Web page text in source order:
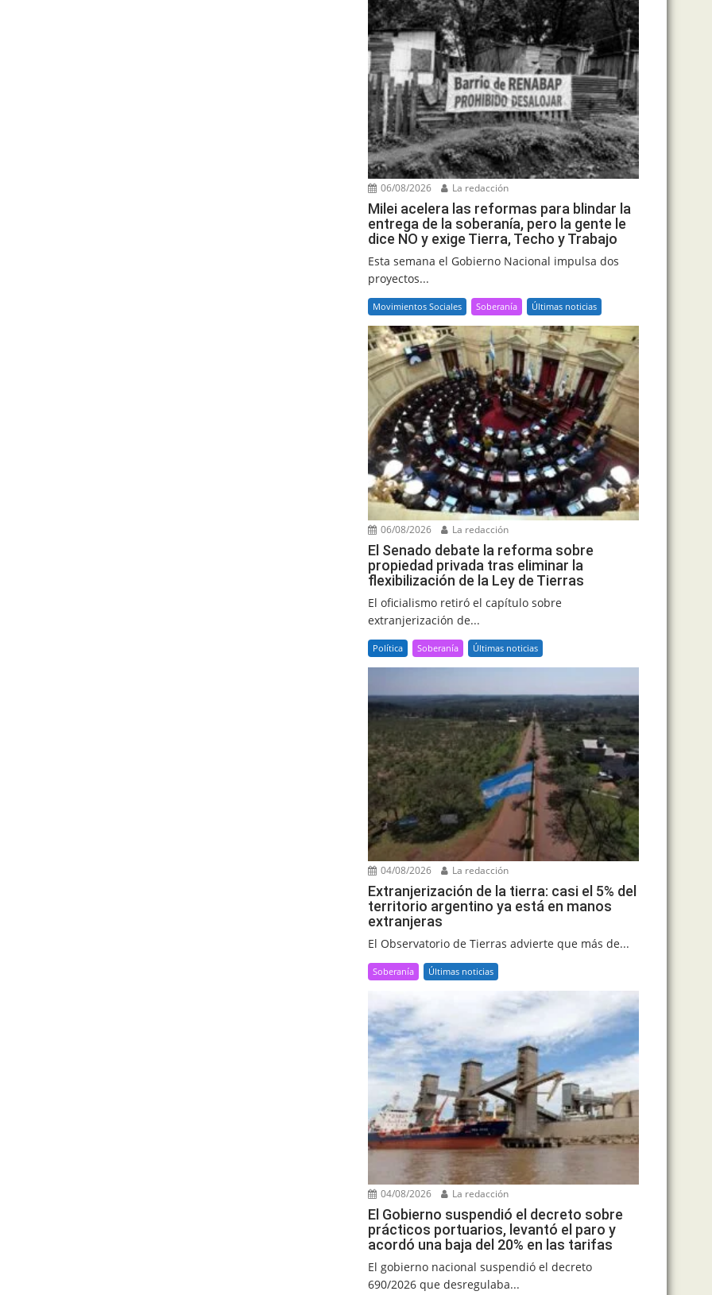
06/08/2026 La redacción
Milei acelera las reformas para blindar la
entrega de la soberanía, pero la gente le
dice NO y exige Tierra, Techo y Trabajo
Esta semana el Gobierno Nacional impulsa dos
proyectos...
Movimientos Sociales Soberanía Últimas noticias
06/08/2026 La redacción
El Senado debate la reforma sobre
propiedad privada tras eliminar la
flexibilización de la Ley de Tierras
El oficialismo retiró el capítulo sobre
extranjerización de...
Política Soberanía Últimas noticias
04/08/2026 La redacción
Extranjerización de la tierra: casi el 5% del
territorio argentino ya está en manos
extranjeras
El Observatorio de Tierras advierte que más de...
Soberanía Últimas noticias
04/08/2026 La redacción
El Gobierno suspendió el decreto sobre
prácticos portuarios, levantó el paro y
acordó una baja del 20% en las tarifas
El gobierno nacional suspendió el decreto
690/2026 que desregulaba...